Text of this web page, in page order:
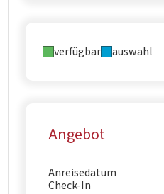
verfügbar auswahl
Angebot
Anreisedatum
Check-In